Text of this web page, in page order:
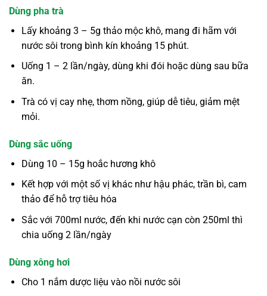
Dùng pha trà
Lấy khoảng 3 – 5g thảo mộc khô, mang đi hãm với
nước sôi trong bình kín khoảng 15 phút.
Uống 1 – 2 lần/ngày, dùng khi đói hoặc dùng sau bữa
ăn.
Trà có vị cay nhẹ, thơm nồng, giúp dễ tiêu, giảm mệt
mỏi.
Dùng sắc uống
Dùng 10 – 15g hoắc hương khô
Kết hợp với một số vị khác như hậu phác, trần bì, cam
thảo để hỗ trợ tiêu hóa
Sắc với 700ml nước, đến khi nước cạn còn 250ml thì
chia uống 2 lần/ngày
Dùng xông hơi
Cho 1 nắm dược liệu vào nồi nước sôi